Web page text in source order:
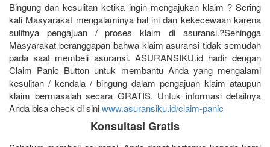
Bingung dan kesulitan ketika ingin mengajukan klaim ? Sering
kali Masyarakat mengalaminya hal ini dan kekecewaan karena
sulitnya pengajuan / proses klaim di asuransi.?Sehingga
Masyarakat beranggapan bahwa klaim asuransi tidak semudah
pada saat membeli asuransi. ASURANSIKU.id hadir dengan
Claim Panic Button untuk membantu Anda yang mengalami
kesulitan / kendala / bingung dalam pengajuan klaim ataupun
klaim bermasalah secara GRATIS. Untuk informasi detailnya
Anda bisa check di siniwww.asuransiku.id/claim-panic
Konsultasi Gratis